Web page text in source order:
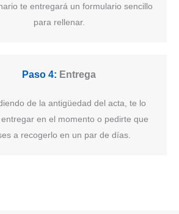
te entregará un formulario sencillo
para rellenar.
Paso 4: Entrega
de la antigüedad del acta, te lo
en el momento o pedirte que
a recogerlo en un par de días.